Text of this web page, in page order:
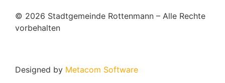
© 2026 Stadtgemeinde Rottenmann – Alle Rechte
vorbehalten
Designed by Metacom Software